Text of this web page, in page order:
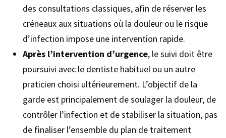
des consultations classiques, afin de réserver les
créneaux aux situations où la douleur ou le risque
d’infection impose une intervention rapide.
Après l’intervention d’urgence, le suivi doit être
poursuivi avec le dentiste habituel ou un autre
praticien choisi ultérieurement. L’objectif de la
garde est principalement de soulager la douleur, de
contrôler l’infection et de stabiliser la situation, pas
de finaliser l’ensemble du plan de traitement